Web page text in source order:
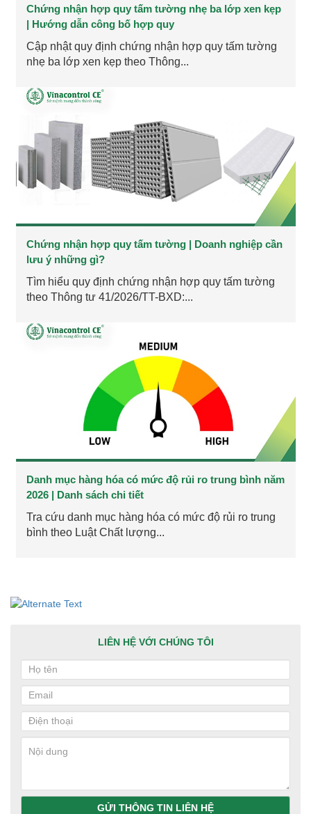
Chứng nhận hợp quy tấm tường nhẹ ba lớp xen kẹp
| Hướng dẫn công bố hợp quy
Cập nhật quy định chứng nhận hợp quy tấm tường
nhẹ ba lớp xen kẹp theo Thông...
Chứng nhận hợp quy tấm tường | Doanh nghiệp cần
lưu ý những gì?
Tìm hiểu quy định chứng nhận hợp quy tấm tường
theo Thông tư 41/2026/TT-BXD:...
Danh mục hàng hóa có mức độ rủi ro trung bình năm
2026 | Danh sách chi tiết
Tra cứu danh mục hàng hóa có mức độ rủi ro trung
bình theo Luật Chất lượng...
LIÊN HỆ VỚI CHÚNG TÔI
GỬI THÔNG TIN LIÊN HỆ